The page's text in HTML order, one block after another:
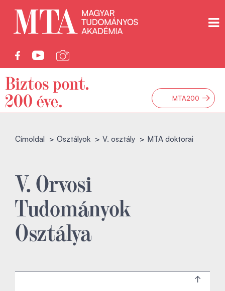
MTA200 →
Címoldal Osztályok V. osztály MTA doktorai
V. Orvosi
Tudományok
Osztálya